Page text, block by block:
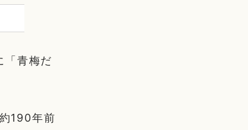
「青梅だ
190年前